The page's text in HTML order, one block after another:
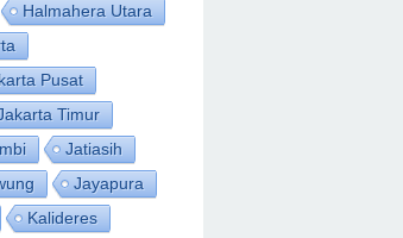
Halmahera Utara
Pusat
Timur
Jatiasih
Jayapura
Kalideres